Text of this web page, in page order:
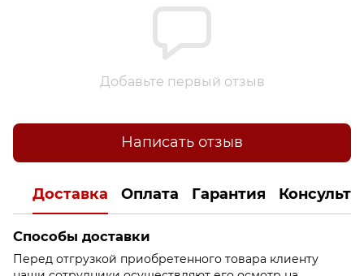
Добавьте первый отзыв
Написать отзыв
Доставка Оплата Гарантия
Способы доставки
Перед отгрузкой приобретенного товара клиенту